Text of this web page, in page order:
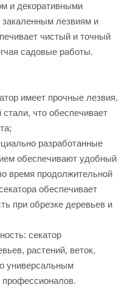
и декоративными
лезвиям и
чистый и точный
садовые работы.
имеет прочные лезвия,
стали, что обеспечивает
разработанные
обеспечивают удобный
время продолжительной
обеспечивает
при обрезке деревьев и
секатор
растений, веток,
универсальным